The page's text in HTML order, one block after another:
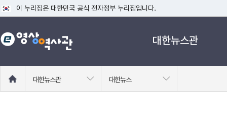
이 누리집은 대한민국 공식 전자정부 누리집입니다.
공식 누리집 주소 확인하기
go.kr 주소를 사용하는 누리집은 대한민국 정부기관이 관리하는 누리집입니
대한뉴스관
로
대한뉴스관 대한뉴스